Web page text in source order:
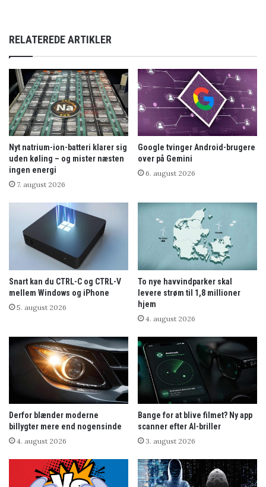
RELATEREDE ARTIKLER
Nyt natrium-ion-batteri klarer sig
uden køling – og mister næsten
ingen energi
7. august 2026
Google tvinger Android-brugere
over på Gemini
6. august 2026
Snart kan du CTRL-C og CTRL-V
mellem Windows og iPhone
5. august 2026
To nye havvindparker skal
levere strøm til 1,8 millioner
hjem
4. august 2026
Derfor blænder moderne
billygter mere end nogensinde
4. august 2026
Bange for at blive filmet? Ny app
scanner efter AI-briller
3. august 2026